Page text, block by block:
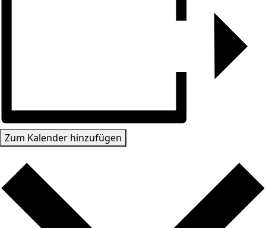
Zum Kalender hinzufügen